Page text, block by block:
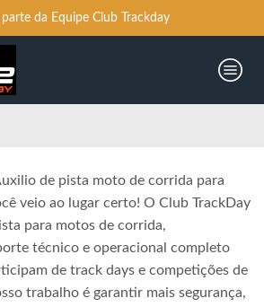
de pista moto de corrida para
veio ao lugar certo! O Club TrackDay
para motos de corrida,
técnico e operacional completo
de track days e competições de
trabalho é garantir mais segurança,